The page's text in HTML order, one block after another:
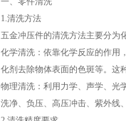
1.清洗方法
五金冲压件的清洗方法主要分为
化学清洗：依靠化学反应的作用
化剂去除物体表面的色斑等。这
物理清洗：利用力学、声学、光
洗净、负压、高压冲击、紫外线